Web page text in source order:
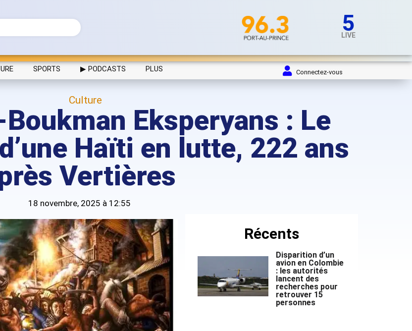
5
LIVE
SPORTS ▶ PODCASTS PLUS Connectez-vous
Culture
Eksperyans : Le
Haïti en lutte, 222 ans
Vertières
18 novembre, 2025 à 12:55
Récents
Disparition d’un
avion en Colombie
: les autorités
lancent des
recherches pour
retrouver 15
personnes